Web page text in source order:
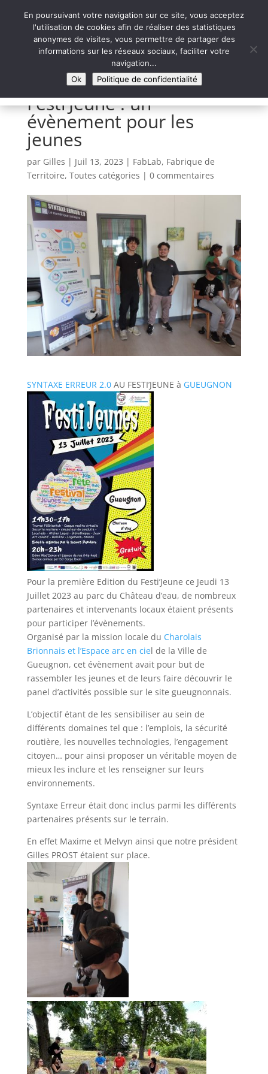
Syntaxe Erreur 2.0
LE NUMÉRIQUE SOLIDAIRE
Festi’Jeune : un
évènement pour les
jeunes
par Gilles | Juil 13, 2023 | FabLab, Fabrique de
Territoire, Toutes catégories | 0 commentaires
SYNTAXE ERREUR 2.0AU FESTI’JEUNE à GUEUGNON
Pour la première Edition du Festi’Jeune ce Jeudi 13
Juillet 2023 au parc du Château d’eau, de nombreux
partenaires et intervenants locaux étaient présents
pour participer l’évènements.
Organisé par la mission locale du Charolais
Brionnais et l’Espace arc en ciel de la Ville de
Gueugnon, cet évènement avait pour but de
rassembler les jeunes et de leurs faire découvrir le
panel d’activités possible sur le site gueugnonnais.
L’objectif étant de les sensibiliser au sein de
différents domaines tel que : l’emplois, la sécurité
routière, les nouvelles technologies, l’engagement
citoyen… pour ainsi proposer un véritable moyen de
mieux les inclure et les renseigner sur leurs
environnements.
Syntaxe Erreur était donc inclus parmi les différents
partenaires présents sur le terrain.
En effet Maxime et Melvyn ainsi que notre président
Gilles PROST étaient sur place.
En poursuivant votre navigation sur ce site, vous acceptez
l'utilisation de cookies afin de réaliser des statistiques
anonymes de visites, vous permettre de partager des
informations sur les réseaux sociaux, faciliter votre
navigation...
Ok
Politique de confidentialité